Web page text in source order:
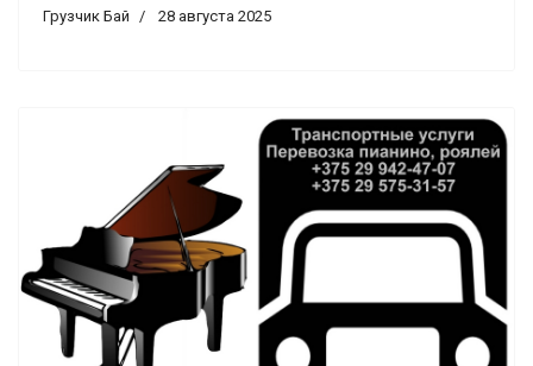
Грузчик Бай 28 августа 2025